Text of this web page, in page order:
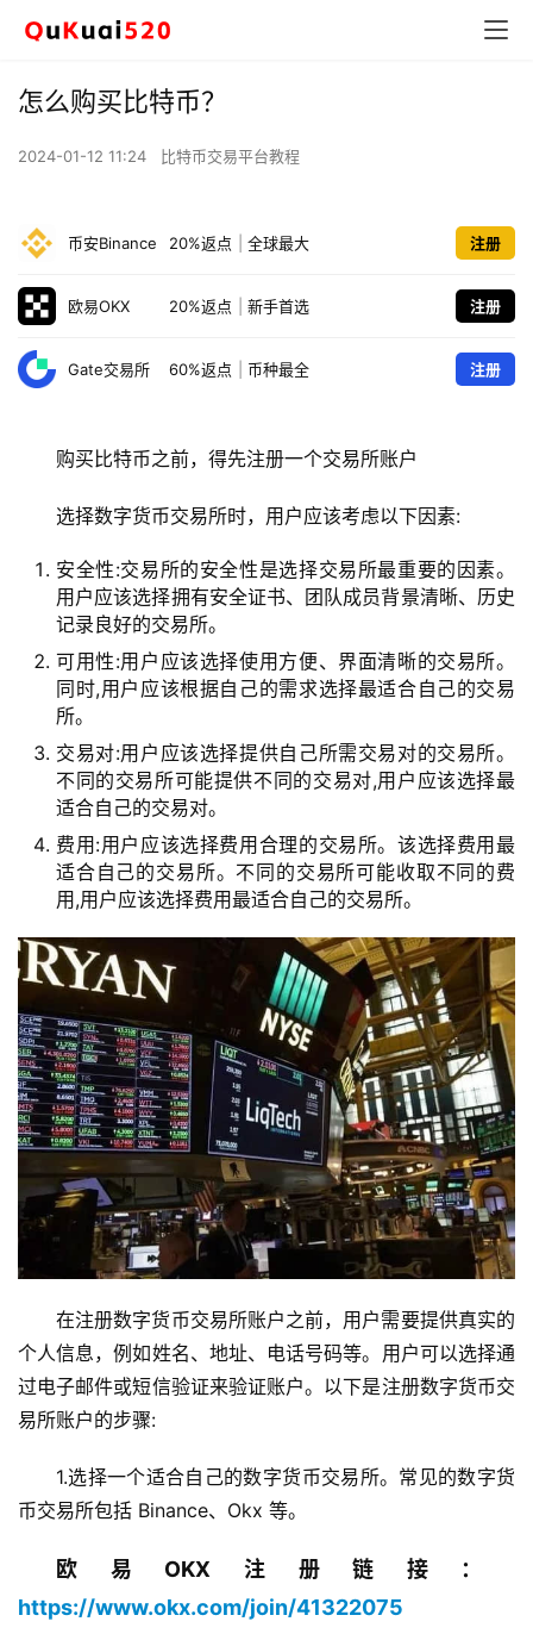
怎么购买比特币？
2024-01-12 11:24 比特币交易平台教程
币安Binance 20%返点 全球最大 注册
欧易OKX 20%返点 新手首选 注册
Gate交易所 60%返点 币种最全 注册
购买比特币之前，得先注册一个交易所账户
选择数字货币交易所时，用户应该考虑以下因素:
安全性:交易所的安全性是选择交易所最重要的因素。
用户应该选择拥有安全证书、团队成员背景清晰、历史
记录良好的交易所。
可用性:用户应该选择使用方便、界面清晰的交易所。
同时,用户应该根据自己的需求选择最适合自己的交易
所。
交易对:用户应该选择提供自己所需交易对的交易所。
不同的交易所可能提供不同的交易对,用户应该选择最
适合自己的交易对。
费用:用户应该选择费用合理的交易所。该选择费用最
适合自己的交易所。不同的交易所可能收取不同的费
用,用户应该选择费用最适合自己的交易所。
在注册数字货币交易所账户之前，用户需要提供真实的
个人信息，例如姓名、地址、电话号码等。用户可以选择通
过电子邮件或短信验证来验证账户。以下是注册数字货币交
易所账户的步骤:
1.选择一个适合自己的数字货币交易所。常见的数字货
币交易所包括 Binance、Okx 等。
欧易OKX注册链接：​
https://www.okx.com/join/41322075